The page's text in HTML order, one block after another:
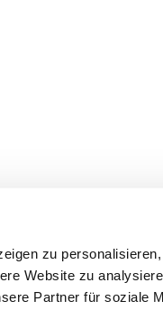
zu
Website zu
Partner für soziale